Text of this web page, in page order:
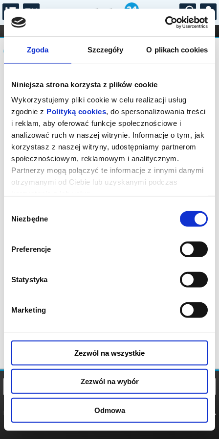
Zgoda Szczegóły O plikach cookies
Niniejsza strona korzysta z plików cookie
Wykorzystujemy pliki cookie w celu realizacji usług
zgodnie z Polityką cookies, do spersonalizowania treści
i reklam, aby oferować funkcje społecznościowe i
analizować ruch w naszej witrynie. Informacje o tym, jak
korzystasz z naszej witryny, udostępniamy partnerom
społecznościowym, reklamowym i analitycznym.
Partnerzy mogą połączyć te informacje z innymi danymi
otrzymanymi od Ciebie lub uzyskanymi podczas
zgody
Niezbędne
Preferencje
Statystyka
Marketing
Zezwól na wszystkie
Zezwól na wybór
Odmowa
...
FILHARMONIA OPERA I BALET
STAND-UP
DLA DZIECI
Komunikat
Sprzedaż biletów on-line na wydarzenie
została zakończona.
POLITYKA
POLITYKA